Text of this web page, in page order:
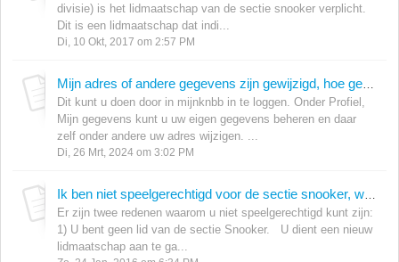
divisie) is het lidmaatschap van de sectie snooker verplicht.
Dit is een lidmaatschap dat indi...
Di, 10 Okt, 2017 om 2:57 PM
Dit kunt u doen door in mijnknbb in te loggen. Onder Profiel,
Mijn gegevens kunt u uw eigen gegevens beheren en daar
zelf onder andere uw adres wijzigen. ...
Di, 26 Mrt, 2024 om 3:02 PM
Er zijn twee redenen waarom u niet speelgerechtigd kunt zijn:
1) U bent geen lid van de sectie Snooker. U dient een nieuw
lidmaatschap aan te ga...